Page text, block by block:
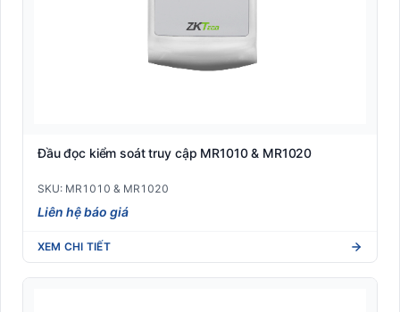
Đầu đọc kiểm soát truy cập MR1010 & MR1020
SKU: MR1010 & MR1020
Liên hệ báo giá
XEM CHI TIẾT